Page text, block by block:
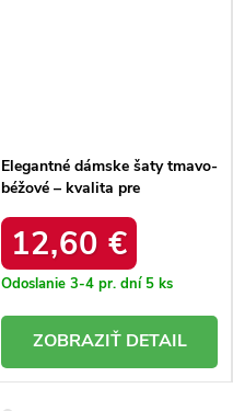
Elegantné dámske šaty tmavo-
béžové – kvalita pre
G-073-I.12
12,60 €
Odoslanie 3-4 pr. dní 5 ks
DETAIL